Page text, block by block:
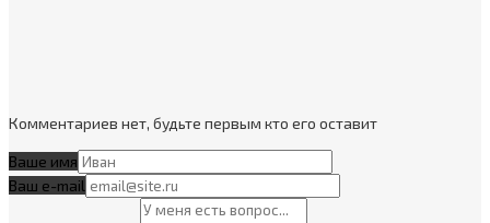
Комментариев нет, будьте первым кто его оставит
Ваше имя
Ваш e-mail